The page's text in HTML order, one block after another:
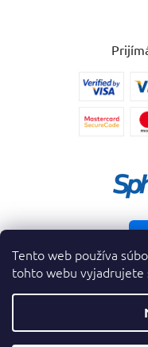
Tento web používa
tohto webu vyjadrujete
Copyright 2026